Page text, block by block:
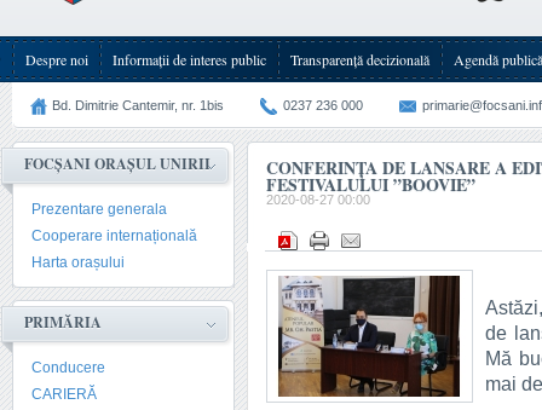
Despre noi Informații de interes public Transparenţă decizională Agendă publică
Bd. Dimitrie Cantemir, nr. 1bis 0237 236 000
FOCȘANI ORAȘUL UNIRII
Prezentare generala
Cooperare internațională
Harta orașului
PRIMĂRIA
Conducere
CARIERĂ
CONFERINȚA DE LANSARE A
FESTIVALULUI ”BOOVIE”
2020-08-27 00:00
de
Mă
mai